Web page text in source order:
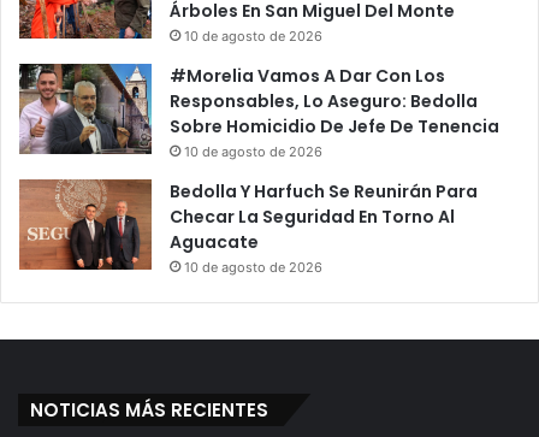
Árboles En San Miguel Del Monte
10 de agosto de 2026
#Morelia Vamos A Dar Con Los
Responsables, Lo Aseguro: Bedolla
Sobre Homicidio De Jefe De Tenencia
10 de agosto de 2026
Bedolla Y Harfuch Se Reunirán Para
Checar La Seguridad En Torno Al
Aguacate
10 de agosto de 2026
NOTICIAS MÁS RECIENTES